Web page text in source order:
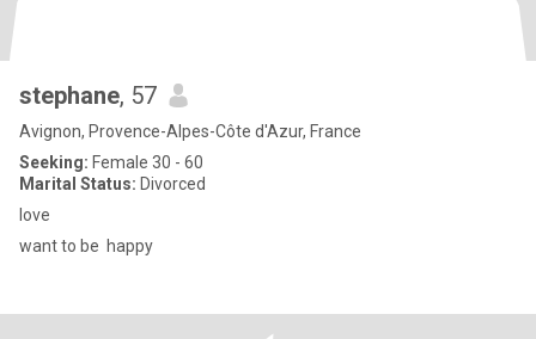
stephane, 57
Avignon, Provence-Alpes-Côte d'Azur, France
Seeking: Female 30 - 60
Marital Status: Divorced
love
want to be happy